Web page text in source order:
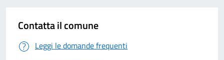
Contatta il comune
Leggi le domande frequenti